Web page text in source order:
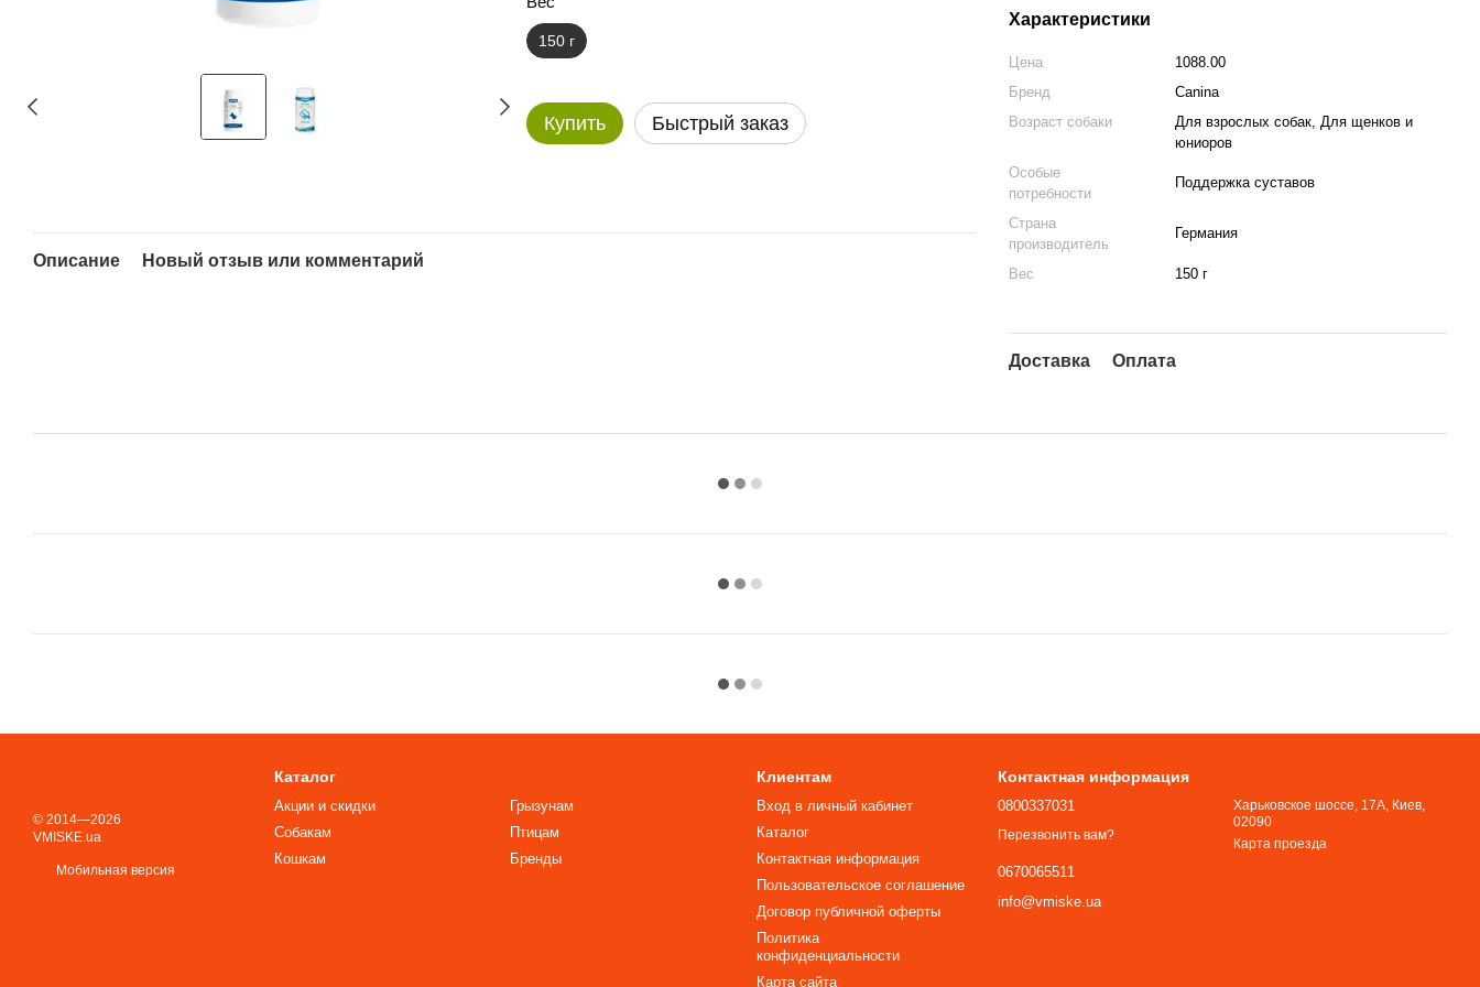
150 г
Купить Быстрый заказ
Характеристики
Цена
1088.00
Бренд
Canina
Возраст собаки
Для взрослых собак, Для щенков и
юниоров
Особые
потребности
Поддержка суставов
Страна
производитель
Германия
Вес 150 г
Доставка Оплата
Описание Новый отзыв или комментарий
© 2014—2026
VMISKE.ua
Мобильная версия
Каталог
Акции и скидки
Собакам
Кошкам
Грызунам
Птицам
Бренды
Клиентам
Вход в личный кабинет
Каталог
Контактная информация
Пользовательское соглашение
Договор публичной оферты
Политика
конфиденциальности
Карта сайта
Контактная информация
0800337031
Перезвонить вам?
0670065511
info@vmiske.ua
Харьковское шоссе, 17А, Киев,
02090
Карта проезда